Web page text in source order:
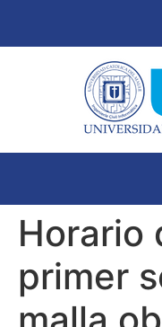
Horario
primer